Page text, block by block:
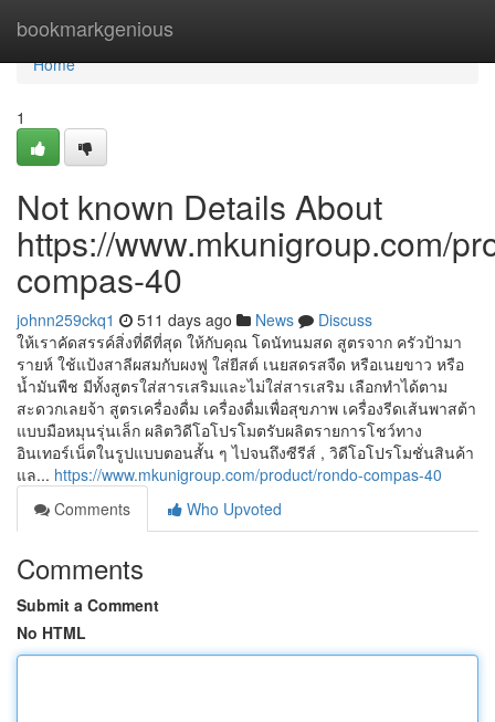
bookmarkgenious
Home
Home
1
Not known Details About
https://www.mkunigroup.com/
compas-40
johnn259ckq1 511 days ago News
Discuss
ให้เราคัดสรรค์สิ่งที่ดีที่สุด ให้กับคุณ โดนัทนมสด สูตรจาก ครัวป้ามา
รายห์ ใช้แป้งสาลีผสมกับผงฟู ใส่ยีสต์ เนยสดรสจืด หรือเนยขาว หรือ
น้ำมันพืช มีทั้งสูตรใส่สารเสริมและไม่ใส่สารเสริม เลือกทำได้ตาม
สะดวกเลยจ้า สูตรเครื่องดื่ม เครื่องดื่มเพื่อสุขภาพ เครื่องรีดเส้นพาสต้า
แบบมือหมุนรุ่นเล็ก ผลิตวิดีโอโปรโมตรับผลิตรายการโชว์ทาง
อินเทอร์เน็ตในรูปแบบตอนสั้น ๆ ไปจนถึงซีรีส์ , วิดีโอโปรโมชั่นสินค้า
แล... https://www.mkunigroup.com/product/rondo-compas-40
Comments
Who Upvoted
Comments
Submit a Comment
No HTML